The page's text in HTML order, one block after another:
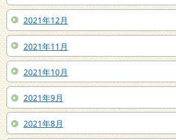
2021年12月
2021年11月
2021年10月
2021年9月
2021年8月